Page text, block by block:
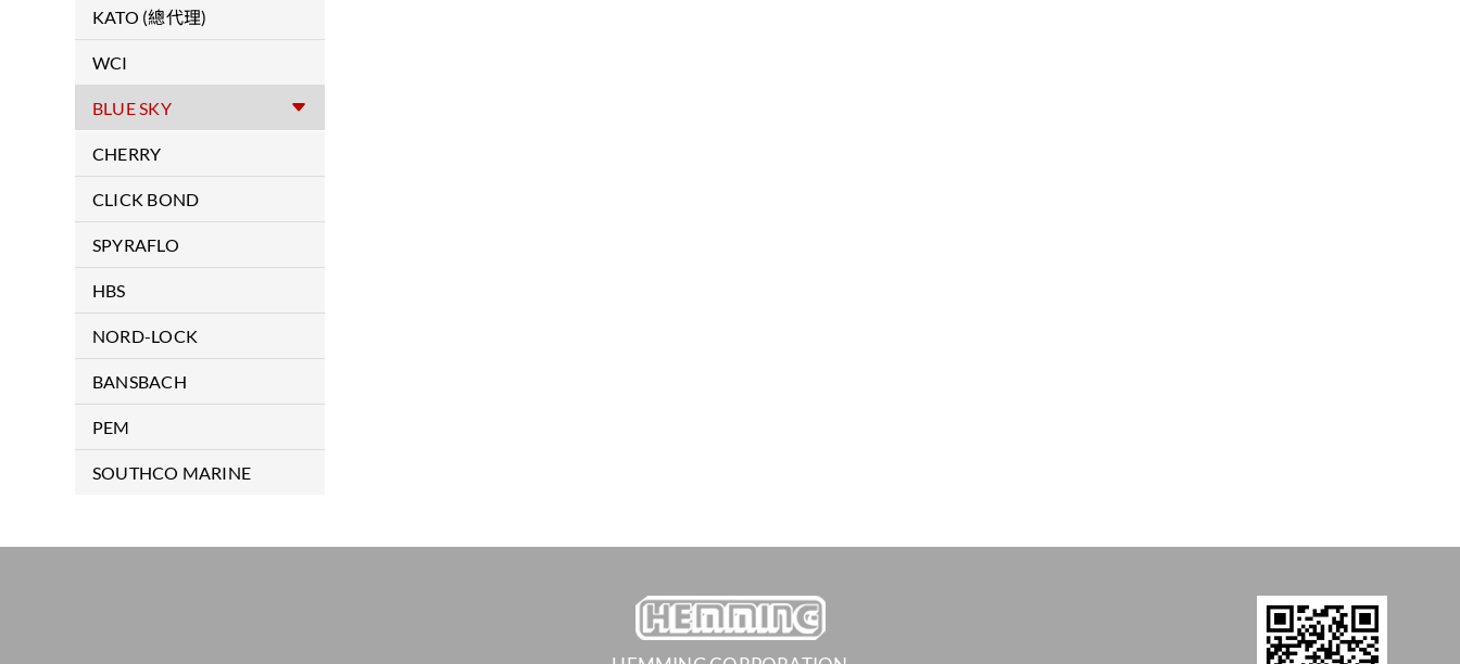
LED照明模組
各式LED支撐座
PCB機械封裝配件
Colored Filters
Conductive Coatings & Fine
Dontech's VCF Series™
Transparent Conductive Films
Special Application Products
Ancillary Products
軍用滑軌 / 航空用滑軌
KATO (總代理)
無尾螺紋護套/安裝工具
WCI
COLDWORKING 增加孔周圍
硬度
BLUE SKY
軍規及航空扣件
CHERRY
航空拉鉚釘及安裝拉槍
CLICK BOND
膠合扣件
SPYRAFLO
軸承
HBS
CD 電容式植釘機
ISO 保溫釘植釘機
SC/ARC 電弧式植釘機
NORD-LOCK
安全環
BANSBACH
氣壓棒配件
PEM
自樁螺母
自樁螺柱
SOUTHCO MARINE